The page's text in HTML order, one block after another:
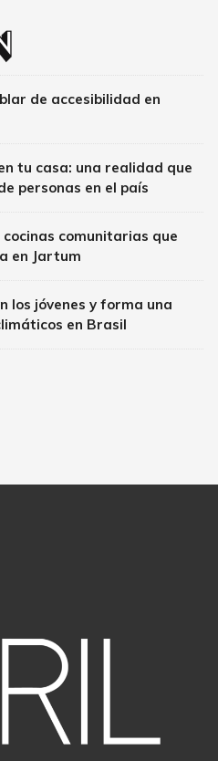
de accesibilidad en
tu casa: una realidad que
personas en el país
cocinas comunitarias que
en Jartum
los jóvenes y forma una
en Brasil